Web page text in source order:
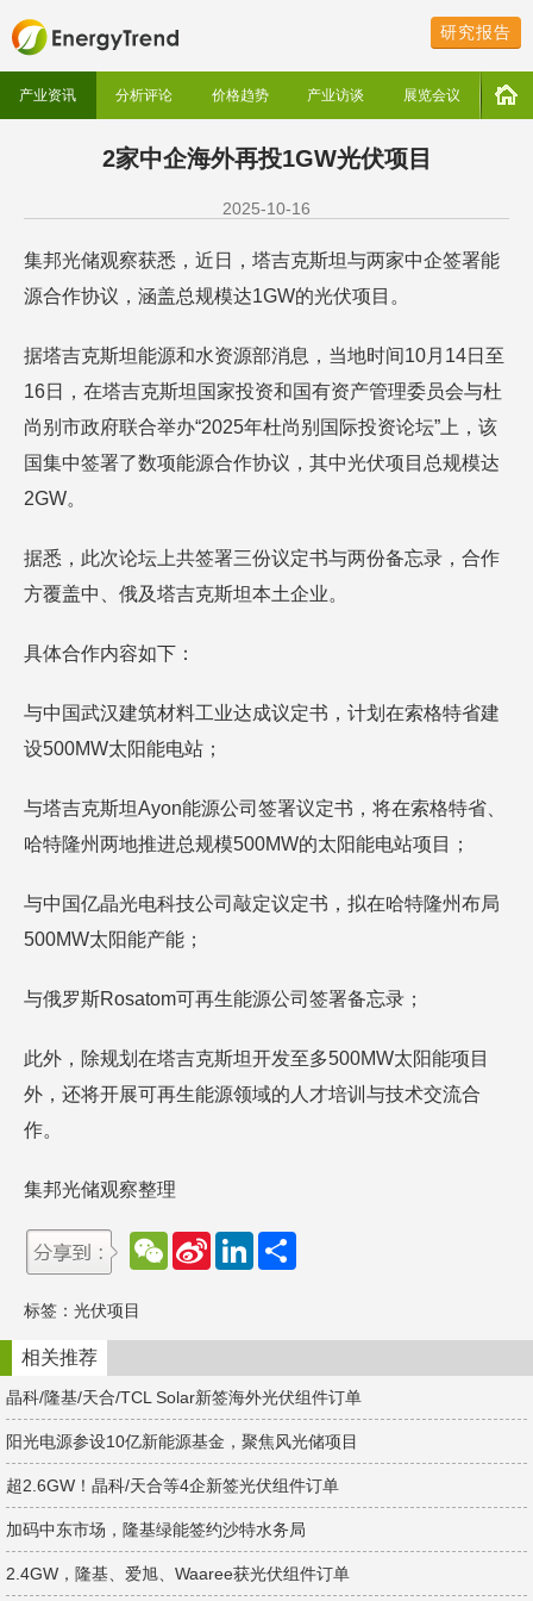
研究报告
产业资讯 分析评论 价格趋势 产业访谈 展览会议
2家中企海外再投1GW光伏项目
2025-10-16
集邦光储观察获悉，近日，塔吉克斯坦与两家中企签署能
源合作协议，涵盖总规模达1GW的光伏项目。
据塔吉克斯坦能源和水资源部消息，当地时间10月14日至
16日，在塔吉克斯坦国家投资和国有资产管理委员会与杜
尚别市政府联合举办“2025年杜尚别国际投资论坛”上，该
国集中签署了数项能源合作协议，其中光伏项目总规模达
2GW。
据悉，此次论坛上共签署三份议定书与两份备忘录，合作
方覆盖中、俄及塔吉克斯坦本土企业。
具体合作内容如下：
与中国武汉建筑材料工业达成议定书，计划在索格特省建
设500MW太阳能电站；
与塔吉克斯坦Ayon能源公司签署议定书，将在索格特省、
哈特隆州两地推进总规模500MW的太阳能电站项目；
与中国亿晶光电科技公司敲定议定书，拟在哈特隆州布局
500MW太阳能产能；
与俄罗斯Rosatom可再生能源公司签署备忘录；
此外，除规划在塔吉克斯坦开发至多500MW太阳能项目
外，还将开展可再生能源领域的人才培训与技术交流合
作。
集邦光储观察整理
W
e
t
S
e
b
o
L
d
n
标签： 光伏项目
相关推荐
晶科/隆基/天合/TCL Solar新签海外光伏组件订单
阳光电源参设10亿新能源基金，聚焦风光储项目
超2.6GW！晶科/天合等4企新签光伏组件订单
加码中东市场，隆基绿能签约沙特水务局
2.4GW，隆基、爱旭、Waaree获光伏组件订单